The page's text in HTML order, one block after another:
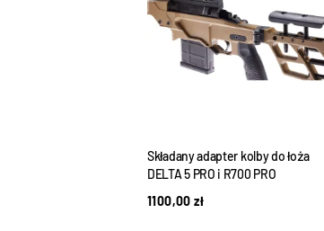
Składany adapter kolby do łoża
DELTA 5 PRO i R700 PRO
1100,00zł